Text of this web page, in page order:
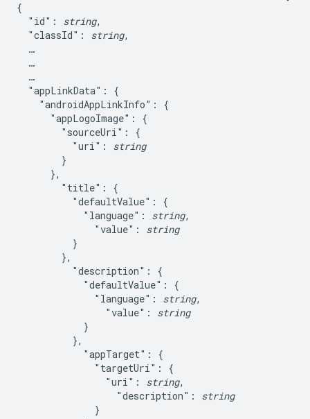
{
  "id":
string,
  "classId":
string,
  …
  …
  …
  "appLinkData": {
    "androidAppLinkInfo": {
      "appLogoImage": {
        "sourceUri": {
          "uri":
string
        }
      },
        "title": {
          "defaultValue": {
            "language":
string,
              "value":
string
          }
        },
          "description": {
            "defaultValue": {
              "language":
string,
                "value":
string
            }
          },
            "appTarget": {
              "targetUri": {
                "uri":
string,
                  "description":
string
              }